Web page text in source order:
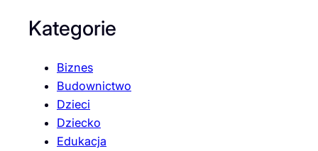
Kategorie
Biznes
Budownictwo
Dzieci
Dziecko
Edukacja